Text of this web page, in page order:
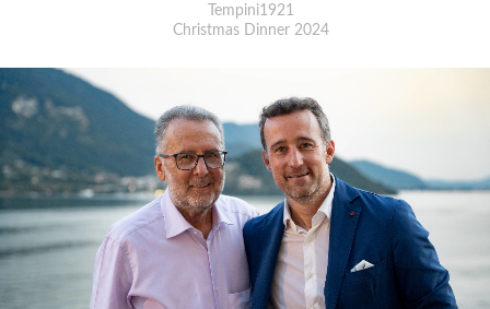
Tempini1921
Christmas Dinner 2024